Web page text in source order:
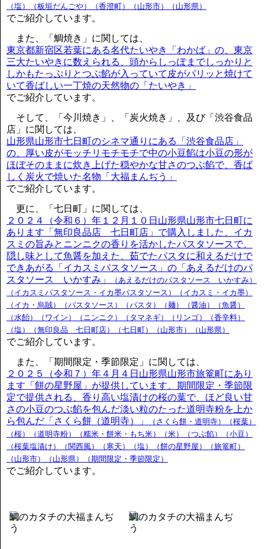
（塩）（板垣だんごや）（香澄町）（山形市）（山形県）
でご紹介しています。
また、「鯛焼き」に関しては、
東京都新宿区若葉にある名代たいやき「わかば」の、東京
三大たいやきに数えられる、頭からしっぽまでしっかりと
しかもたっぷりとつぶ餡が入っていて皮がパリッと焼けて
いて香ばしい一丁焼の天然物の「たいやき」
でご紹介しています。
そして、「今川焼き」、「炭火焼き」、及び「渋谷食品
店」に関しては、
山形県山形市七日町のシネマ通りにある「渋谷食品店」
の、厚い皮がモッチリモチモチで中の小豆餡は小豆の形が
ほぼそのままに炊き上げた穏やかな甘さのつぶ餡で、香ば
しく炭火で焼いた名物「大福まんぢう」
でご紹介しています。
更に、「七日町」に関しては、
２０２４（令和６）年１２月１０日山形県山形市七日町に
あります「無印良品店 七日町店」で購入しました、イカ
スミの旨みとニンニクの香りを活かしたパスタソースで、
隠し味として魚醤を加えた、茹でたパスタに和えるだけで
できあがる「イカスミパスタソース」の「あえるだけのパ
スタソース いかすみ」
（あえるだけのパスタソース いかすみ）
（イカスミパスタソース・イカ墨パスタソース）（イカスミ・イカ墨）
（イカ・烏賊）（パスタソース）（パスタ）（麺）（醤油）（魚醤）
（水飴）（ワイン）（ニンニク）（タマネギ）（リンゴ）（香辛料）
（塩）（無印良品 七日町店）（七日町）（山形市）（山形県）
でご紹介しています。
また、「期間限定・季節限定」に関しては、
２０２５（令和７）年４月４日山形県山形市旅篭町にあり
ます「餅の星野屋」が提供しています、期間限定・季節限
定で提供される、香り高い塩漬けの桜の葉で、ほど良い甘
さの小豆のつぶ餡を包んだ淡い粒のたった道明寺粉を上か
ら包んだ「さくら餅（道明寺）」
（さくら餅・道明寺）（桜葉）
（桜）（道明寺粉）（糯米・餅米・もち米）（米）（つぶ餡）（小豆）
（桜葉塩漬け）（関西風）（寒天）（塩）（餅の星野屋）（旅篭町）
（山形市）（山形県）（期間限定・季節限定）
でご紹介しています。